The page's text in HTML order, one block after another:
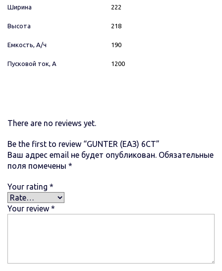
Ширина 222
Высота 218
Емкость, А/ч 190
Пусковой ток, А 1200
There are no reviews yet.
Be the first to review “GUNTER (ЕАЗ) 6СТ”
Ваш адрес email не будет опубликован. Обязательные
поля помечены *
Your rating *
Your review *